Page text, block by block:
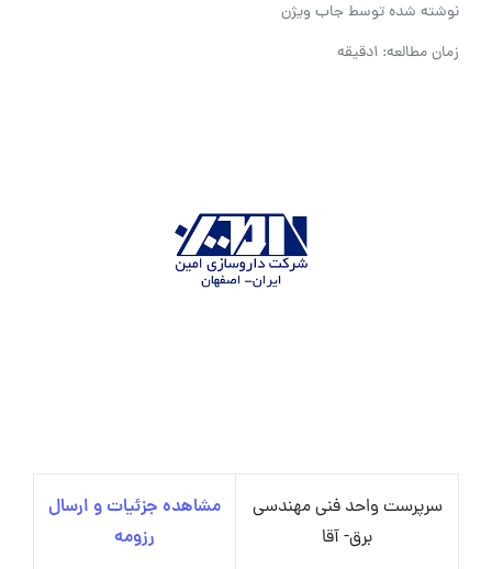
نوشته شده توسطجاب ویژن
زمان مطالعه: 1دقیقه
سرپرست واحد فنی مهندسی
برق- آقا
مشاهده جزئیات و ارسال
رزومه